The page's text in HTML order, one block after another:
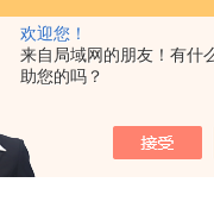
欢迎您！
来自局域网的朋友！有什
助您的吗？
录仪 多样品平行蒸发